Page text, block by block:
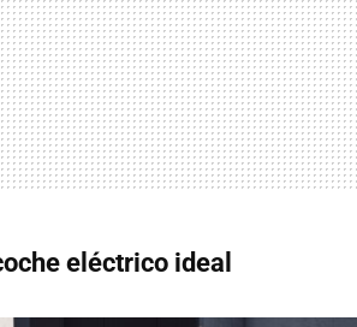
eléctrico ideal